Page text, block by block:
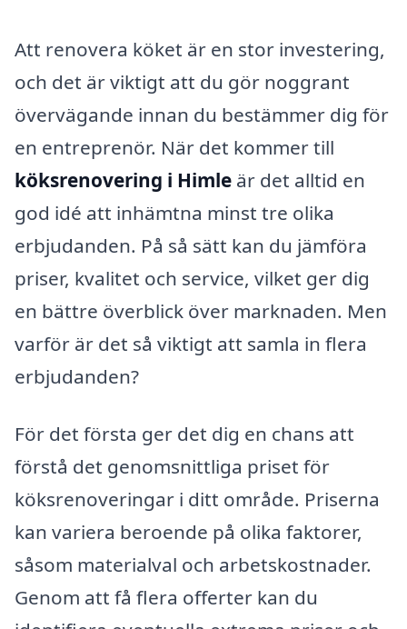
Att renovera köket är en stor investering,
och det är viktigt att du gör noggrant
övervägande innan du bestämmer dig för
en entreprenör. När det kommer till
köksrenovering i Himle är det alltid en
god idé att inhämtna minst tre olika
erbjudanden. På så sätt kan du jämföra
priser, kvalitet och service, vilket ger dig
en bättre överblick över marknaden. Men
varför är det så viktigt att samla in flera
erbjudanden?
För det första ger det dig en chans att
förstå det genomsnittliga priset för
köksrenoveringar i ditt område. Priserna
kan variera beroende på olika faktorer,
såsom materialval och arbetskostnader.
Genom att få flera offerter kan du